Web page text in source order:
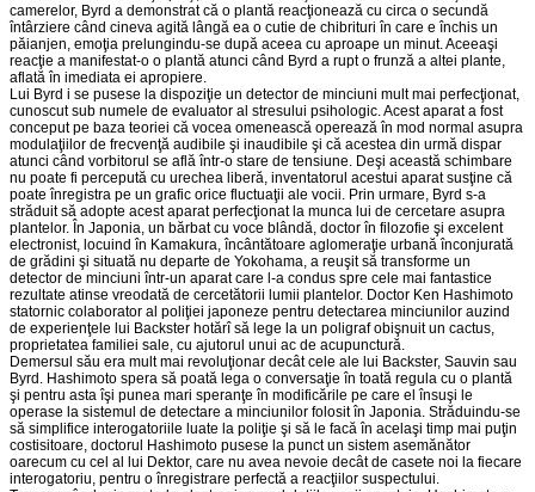
camerelor, Byrd a demonstrat că o plantă reacţionează cu circa o secundă
întârziere când cineva agită lângă ea o cutie de chibrituri în care e închis un
păianjen, emoţia prelungindu-se după aceea cu aproape un minut. Aceeaşi
reacţie a manifestat-o o plantă atunci când Byrd a rupt o frunză a altei plante,
aflată în imediata ei apropiere.
Lui Byrd i se pusese la dispoziţie un detector de minciuni mult mai perfecţionat,
cunoscut sub numele de evaluator al stresului psihologic. Acest aparat a fost
conceput pe baza teoriei că vocea omenească operează în mod normal asupra
modulaţiilor de frecvenţă audibile şi inaudibile şi că acestea din urmă dispar
atunci când vorbitorul se află într-o stare de tensiune. Deşi această schimbare
nu poate fi percepută cu urechea liberă, inventatorul acestui aparat susţine că
poate înregistra pe un grafic orice fluctuaţii ale vocii. Prin urmare, Byrd s-a
străduit să adopte acest aparat perfecţionat la munca lui de cercetare asupra
plantelor. În Japonia, un bărbat cu voce blândă, doctor în filozofie şi excelent
electronist, locuind în Kamakura, încântătoare aglomeraţie urbană înconjurată
de grădini şi situată nu departe de Yokohama, a reuşit să transforme un
detector de minciuni într-un aparat care l-a condus spre cele mai fantastice
rezultate atinse vreodată de cercetătorii lumii plantelor. Doctor Ken Hashimoto
statornic colaborator al poliţiei japoneze pentru detectarea minciunilor auzind
de experienţele lui Backster hotărî să lege la un poligraf obişnuit un cactus,
proprietatea familiei sale, cu ajutorul unui ac de acupunctură.
Demersul său era mult mai revoluţionar decât cele ale lui Backster, Sauvin sau
Byrd. Hashimoto spera să poată lega o conversaţie în toată regula cu o plantă
şi pentru asta îşi punea mari speranţe în modificările pe care el însuşi le
operase la sistemul de detectare a minciunilor folosit în Japonia. Străduindu-se
să simplifice interogatoriile luate la poliţie şi să le facă în acelaşi timp mai puţin
costisitoare, doctorul Hashimoto pusese la punct un sistem asemănător
oarecum cu cel al lui Dektor, care nu avea nevoie decât de casete noi la fiecare
interogatoriu, pentru o înregistrare perfectă a reacţiilor suspectului.